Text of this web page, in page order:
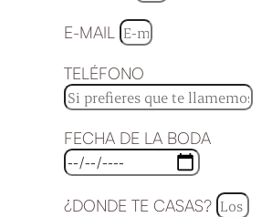
E-MAIL
TELÉFONO
FECHA DE LA BODA
¿DONDE TE CASAS?